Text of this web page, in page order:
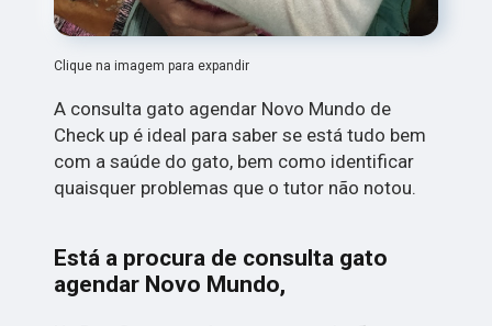
Clique na imagem para expandir
A consulta gato agendar Novo Mundo de
Check up é ideal para saber se está tudo bem
com a saúde do gato, bem como identificar
quaisquer problemas que o tutor não notou.
Está a procura de consulta gato
agendar Novo Mundo,